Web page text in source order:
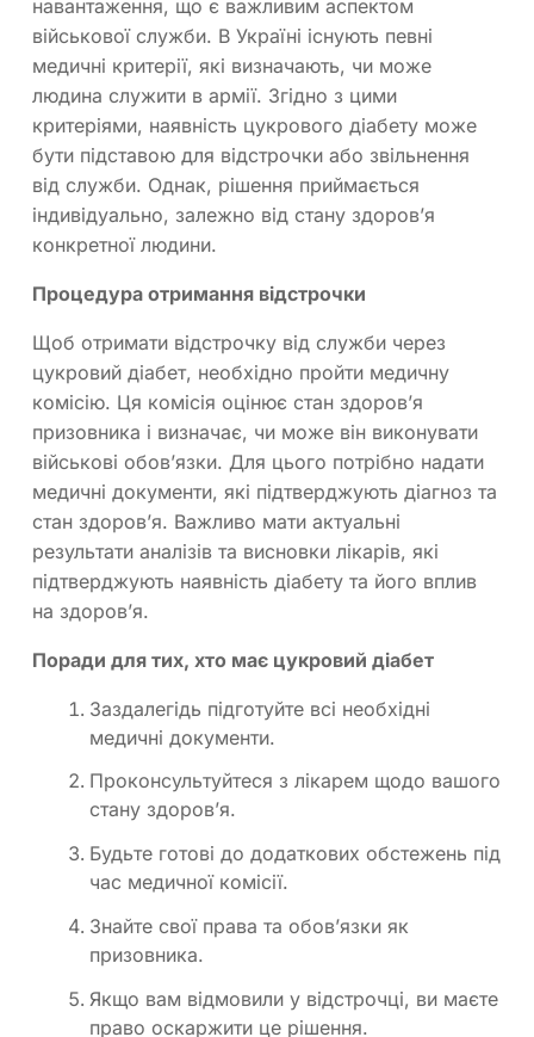
навантаження, що є важливим аспектом
військової служби. В Україні існують певні
медичні критерії, які визначають, чи може
людина служити в армії. Згідно з цими
критеріями, наявність цукрового діабету може
бути підставою для відстрочки або звільнення
від служби. Однак, рішення приймається
індивідуально, залежно від стану здоров’я
конкретної людини.
Процедура отримання відстрочки
Щоб отримати відстрочку від служби через
цукровий діабет, необхідно пройти медичну
комісію. Ця комісія оцінює стан здоров’я
призовника і визначає, чи може він виконувати
військові обов’язки. Для цього потрібно надати
медичні документи, які підтверджують діагноз та
стан здоров’я. Важливо мати актуальні
результати аналізів та висновки лікарів, які
підтверджують наявність діабету та його вплив
на здоров’я.
Поради для тих, хто має цукровий діабет
Заздалегідь підготуйте всі необхідні
медичні документи.
Проконсультуйтеся з лікарем щодо вашого
стану здоров’я.
Будьте готові до додаткових обстежень під
час медичної комісії.
Знайте свої права та обов’язки як
призовника.
Якщо вам відмовили у відстрочці, ви маєте
право оскаржити це рішення.